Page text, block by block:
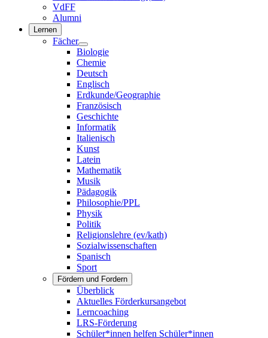
VdFF
Alumni
Lernen
Fächer
Biologie
Chemie
Deutsch
Englisch
Erdkunde/Geographie
Französisch
Geschichte
Informatik
Italienisch
Kunst
Latein
Mathematik
Musik
Pädagogik
Philosophie/PPL
Physik
Politik
Religionslehre (ev/kath)
Sozialwissenschaften
Spanisch
Sport
Fördern und Fordern
Überblick
Aktuelles Förderkursangebot
Lerncoaching
LRS-Förderung
Schüler*innen helfen Schüler*innen